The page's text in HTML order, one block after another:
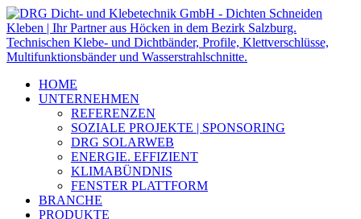
HOME
UNTERNEHMEN
REFERENZEN
SOZIALE PROJEKTE | SPONSORING
DRG SOLARWEB
ENERGIE. EFFIZIENT
KLIMABÜNDNIS
FENSTER PLATTFORM
BRANCHE
PRODUKTE